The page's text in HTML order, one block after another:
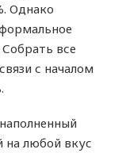
Однако
все
с началом
любой вкус